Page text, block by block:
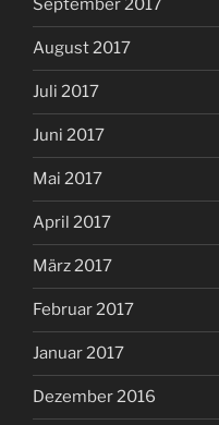
September 2017
August 2017
Juli 2017
Juni 2017
Mai 2017
April 2017
März 2017
Februar 2017
Januar 2017
Dezember 2016